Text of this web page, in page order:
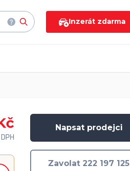
Inzerát zdarma
Napsat prodejci
Zavolat 222 197 125